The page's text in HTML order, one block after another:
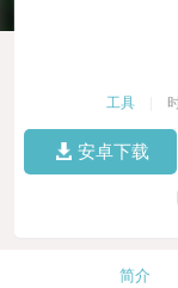
工具
安卓下载
简介